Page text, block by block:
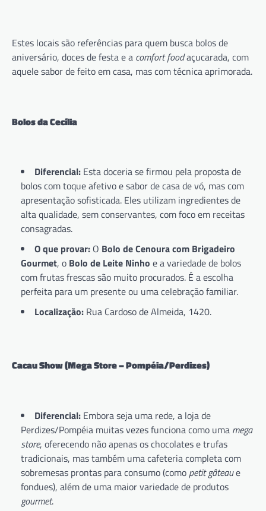
Estes locais são referências para quem busca bolos de
aniversário, doces de festa e a comfort foodaçucarada, com
aquele sabor de feito em casa, mas com técnica aprimorada.
Bolos da Cecília
Diferencial: Esta doceria se firmou pela proposta de
bolos com toque afetivo e sabor de casa de vó, mas com
apresentação sofisticada. Eles utilizam ingredientes de
alta qualidade, sem conservantes, com foco em receitas
consagradas.
O que provar: O Bolo de Cenoura com Brigadeiro
Gourmet, o Bolo de Leite Ninho e a variedade de bolos
com frutas frescas são muito procurados. É a escolha
perfeita para um presente ou uma celebração familiar.
Localização: Rua Cardoso de Almeida, 1420.
Cacau Show (Mega Store – Pompéia/Perdizes)
Diferencial: Embora seja uma rede, a loja de
Perdizes/Pompéia muitas vezes funciona como uma mega
store, oferecendo não apenas os chocolates e trufas
tradicionais, mas também uma cafeteria completa com
sobremesas prontas para consumo (como petit gâteaue
fondues), além de uma maior variedade de produtos
gourmet.